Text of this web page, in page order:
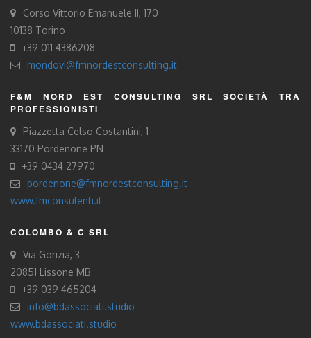
Corso Vittorio Emanuele II, 170
10138 Torino
+39 011 4386208
mondovi@fmnordestconsulting.it
F&M NORD EST CONSULTING SRL SOCIETÀ TRA
PROFESSIONISTI
Piazzetta Celso Costantini, 1
33170 Pordenone PN
+39 0434 27970
pordenone@fmnordestconsulting.it
www.fmconsulenti.it
COLOMBO & C SRL
Via Gorizia, 3
20851 Lissone MB
+39 039 465204
info@bdassociati.studio
www.bdassociati.studio